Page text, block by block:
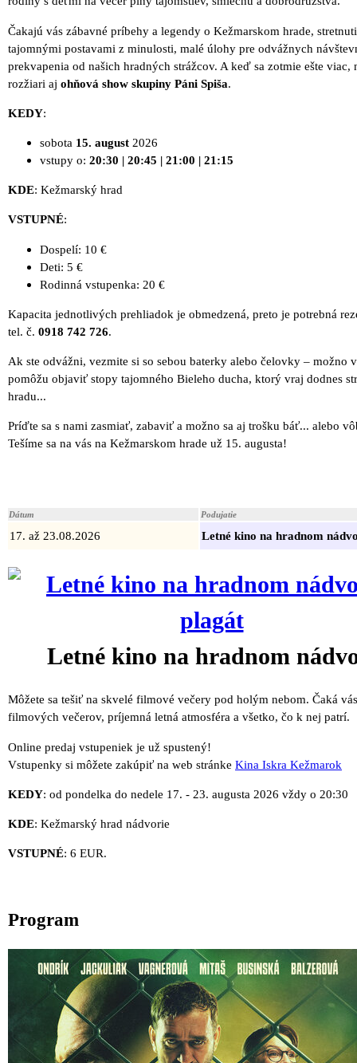
Čakajú vás zábavné príbehy a legendy o Kežmarskom hrade,
tajomnými postavami z minulosti, malé úlohy pre odvážnych
prekvapenia od našich hradných strážcov. A keď sa zotmie ešte viac,
rozžiari aj ohňová show skupiny Páni Spiša.
KEDY:
sobota 15. august 2026
vstupy o: 20:30 | 20:45 | 21:00 | 21:15
KDE: Kežmarský hrad
VSTUPNÉ:
Dospelí: 10 €
Deti: 5 €
Rodinná vstupenka: 20 €
Kapacita jednotlivých prehliadok je obmedzená, preto je potrebná
tel. č. 0918 742 726.
Ak ste odvážni, vezmite si so sebou baterky alebo čelovky – možno
pomôžu objaviť stopy tajomného Bieleho ducha, ktorý vraj dodnes
hradu...
Príďte sa s nami zasmiať, zabaviť a možno sa aj trošku báť... alebo
Tešíme sa na vás na Kežmarskom hrade už 15. augusta!
Dátum Podujatie
17. až 23.08.2026 Letné kino na hradnom
Letné kino na hradnom
Môžete sa tešiť na skvelé filmové večery pod holým nebom. Čaká
filmových večerov, príjemná letná atmosféra a všetko, čo k nej patrí.
Online predaj vstupeniek je už spustený!
Vstupenky si môžete zakúpiť na web stránke Kina Iskra Kežmarok
KEDY: od pondelka do nedele 17. - 23. augusta 2026 vždy o 20:30
KDE: Kežmarský hrad nádvorie
VSTUPNÉ: 6 EUR.
Program